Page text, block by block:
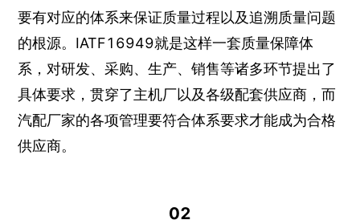
要有对应的体系来保证质量过程以及追溯质量问题
的根源。IATF16949就是这样一套质量保障体
系，对研发、采购、生产、销售等诸多环节提出了
具体要求，贯穿了主机厂以及各级配套供应商，而
汽配厂家的各项管理要符合体系要求才能成为合格
供应商。
02